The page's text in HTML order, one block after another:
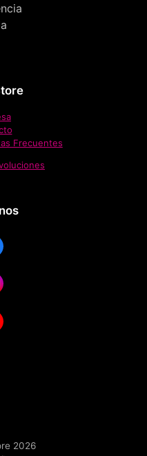
Frecuentes
2026